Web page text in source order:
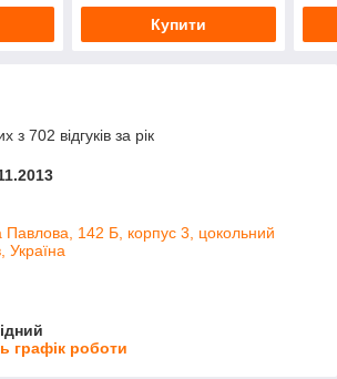
Купити
з 702 відгуків за рік
Павлова, 142 Б, корпус 3, цокольний
Україна
графік роботи